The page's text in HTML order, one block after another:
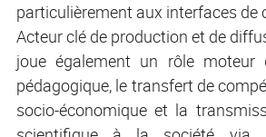
particulièrement aux interfaces de
Acteur clé de production et de
joue également un rôle moteur
pédagogique, le transfert de
socio-économique et la